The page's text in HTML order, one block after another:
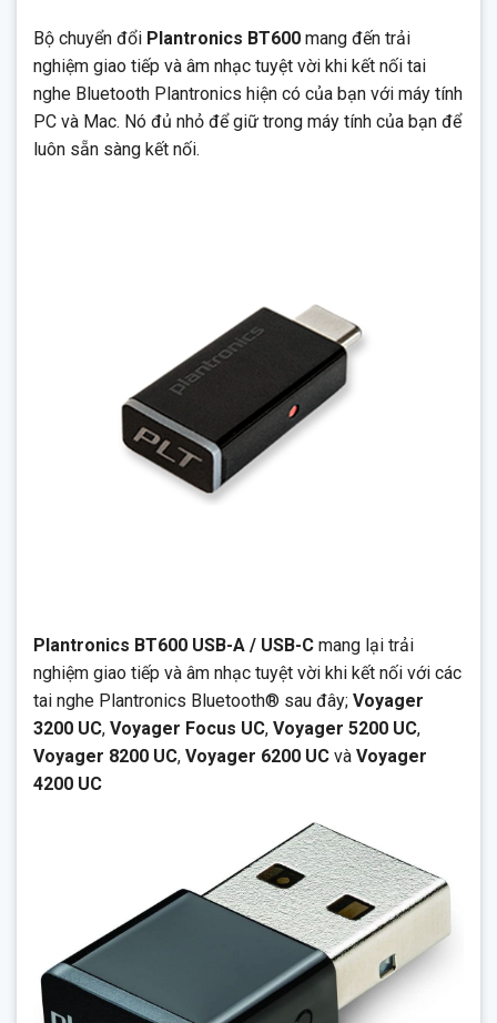
Phần mềm Plantronics Hub trên PC hoặc Mac cung cấp khả
năng điều khiển cuộc gọi trên nhiều điện thoại mềm
Bluetooth v4.1
Di chuyển lên đến 98 feet (30 mét) với các thiết bị hỗ trợ
Class 1
Bộ chuyển đổi Plantronics BT600 mang đến trải
nghiệm giao tiếp và âm nhạc tuyệt vời khi kết nối tai
nghe Bluetooth Plantronics hiện có của bạn với máy tính
PC và Mac. Nó đủ nhỏ để giữ trong máy tính của bạn để
luôn sẵn sàng kết nối.
Plantronics BT600 USB-A / USB-C mang lại trải
nghiệm giao tiếp và âm nhạc tuyệt vời khi kết nối với các
tai nghe Plantronics Bluetooth® sau đây; Voyager
3200 UC, Voyager Focus UC, Voyager 5200 UC,
Voyager 8200 UC, Voyager 6200 UC và Voyager
4200 UC